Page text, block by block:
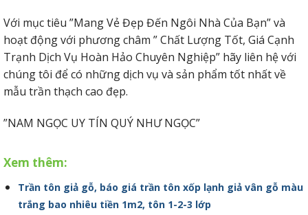
Với mục tiêu ”Mang Vẻ Đẹp Đến Ngôi Nhà Của Bạn” và
hoạt động với phương châm ” Chất Lượng Tốt, Giá Cạnh
Trạnh Dịch Vụ Hoàn Hảo Chuyên Nghiệp” hãy liên hệ với
chúng tôi để có những dịch vụ và sản phẩm tốt nhất về
mẫu trần thạch cao đẹp.
”NAM NGỌC UY TÍN QUÝ NHƯ NGỌC”
Xem thêm:
Trần tôn giả gỗ, báo giá trần tôn xốp lạnh giả vân gỗ màu
trắng bao nhiêu tiền 1m2, tôn 1-2-3 lớp